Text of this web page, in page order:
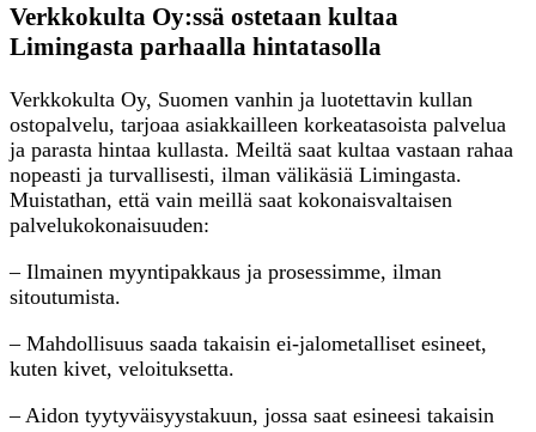
Verkkokulta Oy:ssä ostetaan kultaa
Limingasta parhaalla hintatasolla
Verkkokulta Oy, Suomen vanhin ja luotettavin kullan
ostopalvelu, tarjoaa asiakkailleen korkeatasoista palvelua
ja parasta hintaa kullasta. Meiltä saat kultaa vastaan rahaa
nopeasti ja turvallisesti, ilman välikäsiä Limingasta.
Muistathan, että vain meillä saat kokonaisvaltaisen
palvelukokonaisuuden:
– Ilmainen myyntipakkaus ja prosessimme, ilman
sitoutumista.
– Mahdollisuus saada takaisin ei-jalometalliset esineet,
kuten kivet, veloituksetta.
– Aidon tyytyväisyystakuun, jossa saat esineesi takaisin